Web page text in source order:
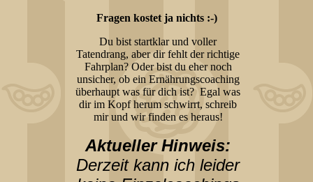
Fragen kostet ja nichts :-)
Du bist startklar und voller
Tatendrang, aber dir fehlt der richtige
Fahrplan? Oder bist du eher noch
unsicher, ob ein Ernährungscoaching
überhaupt was für dich ist? Egal was
dir im Kopf herum schwirrt, schreib
mir und wir finden es heraus!
Aktueller Hinweis:
Derzeit kann ich leider